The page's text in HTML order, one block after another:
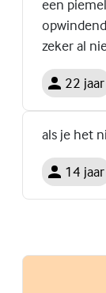
een
zeker al
22 jaar
als je het
14 jaar